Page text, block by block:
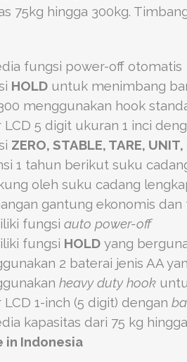
75kg hingga 300kg.
fungsi power-off otomatis
HOLD untuk menimbang
menggunakan hook
LCD 5 digit ukuran 1 inci
ZERO, STABLE, TARE,
1 tahun berikut suku
oleh suku cadang
gantung ekonomis dan
fungsi auto power-off
fungsi HOLD yang
2 baterai jenis AA
heavy duty hook
LCD 1-inch (5 digit) dengan
kapasitas dari 75 kg
in Indonesia